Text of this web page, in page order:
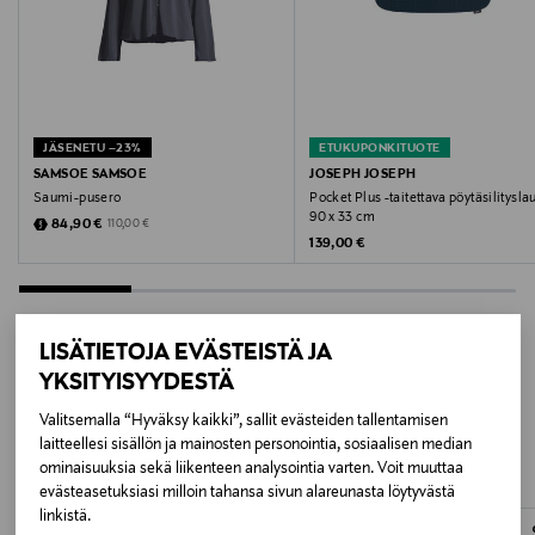
LISÄTIETOJA EVÄSTEISTÄ JA
YKSITYISYYDESTÄ
Valitsemalla “Hyväksy kaikki”, sallit evästeiden tallentamisen
laitteellesi sisällön ja mainosten personointia, sosiaalisen median
ominaisuuksia sekä liikenteen analysointia varten. Voit muuttaa
evästeasetuksiasi milloin tahansa sivun alareunasta löytyvästä
linkistä.
194014TCX OMBRE BLUE
Valmistajan tuotenumero
F26200170
SAMSOE & SAMSOE WHOLESALE APS
Valmistajan osoite
Ryesgade 19C, 2200 Copenhagen, Denmark
Digitaalinen osoite
customercare@samsoe.com
JÄSENETU –23%
SAMSOE SAMSOE
Saumi-pusero
Discounted Price
84,90 € Original Price
110,00 €
ETUKUPONKITUOTE
JOSEPH JOSEPH
Pocket Plus -taitettava
90 x 33 cm
Original Price
139,00 €
LISÄÄ KIINNOSTAVIA
TUOTTEITA